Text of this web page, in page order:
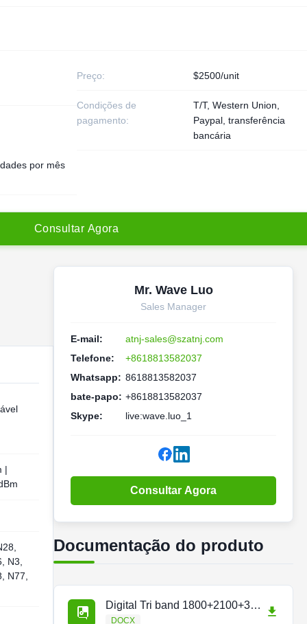
Preço: $2500/unit
Condições de
pagamento:
T/T, Western Union,
Paypal, transferência
bancária
por mês
Consu tar Agora
|
N3,
N77,
Mr. Wave Luo
Sales Manager
E-mail:
atnj-sales@szatnj.com
Telefone:
+8618813582037
Whatsapp: 8618813582037
bate-papo: +8618813582037
Skype:
live:wave.luo_1
Consultar Agora
Documentação do produto
Digital Tri band 1800+2100+3500MHz Pico band adjustable repeater.docx
DOCX